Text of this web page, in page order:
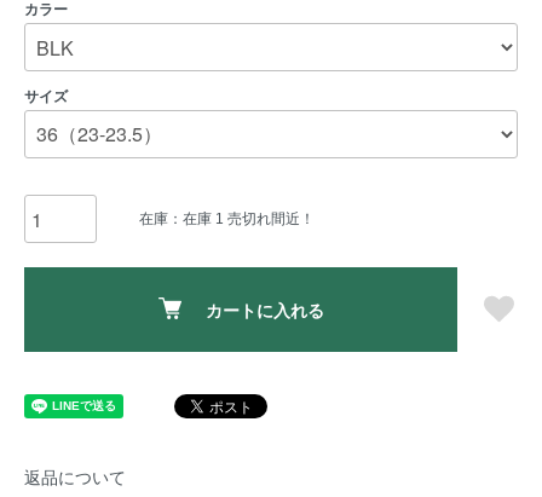
カラー
サイズ
在庫：在庫 1 売切れ間近！
カートに入れる
返品について